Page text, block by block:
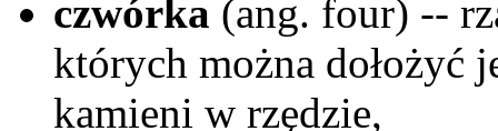
czwórka (ang. four) --
których można dołożyć
kamieni w rzędzie,